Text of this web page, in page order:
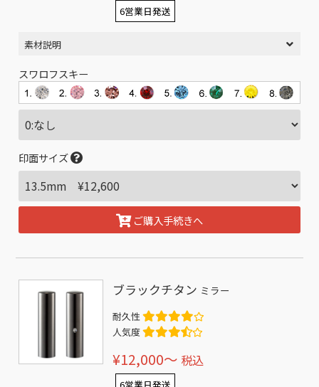
6営業日発送
素材説明
スワロフスキー
印面サイズ
ご購入手続きへ
ブラックチタン ミラー
耐久性
人気度
¥12,000〜 税込